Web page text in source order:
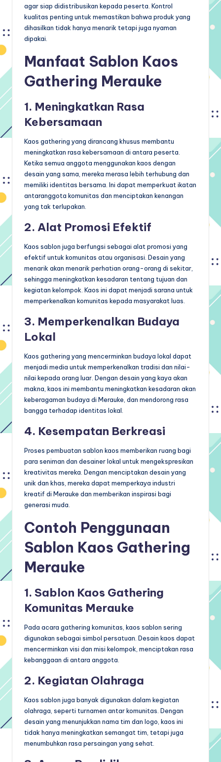
agar siap didistribusikan kepada peserta. Kontrol
kualitas penting untuk memastikan bahwa produk yang
dihasilkan tidak hanya menarik tetapi juga nyaman
dipakai.
Manfaat Sablon Kaos
Gathering Merauke
1. Meningkatkan Rasa
Kebersamaan
Kaos gathering yang dirancang khusus membantu
meningkatkan rasa kebersamaan di antara peserta.
Ketika semua anggota menggunakan kaos dengan
desain yang sama, mereka merasa lebih terhubung dan
memiliki identitas bersama. Ini dapat memperkuat ikatan
antaranggota komunitas dan menciptakan kenangan
yang tak terlupakan.
2. Alat Promosi Efektif
Kaos sablon juga berfungsi sebagai alat promosi yang
efektif untuk komunitas atau organisasi. Desain yang
menarik akan menarik perhatian orang-orang di sekitar,
sehingga meningkatkan kesadaran tentang tujuan dan
kegiatan kelompok. Kaos ini dapat menjadi sarana untuk
memperkenalkan komunitas kepada masyarakat luas.
3. Memperkenalkan Budaya
Lokal
Kaos gathering yang mencerminkan budaya lokal dapat
menjadi media untuk memperkenalkan tradisi dan nilai-
nilai kepada orang luar. Dengan desain yang kaya akan
makna, kaos ini membantu meningkatkan kesadaran akan
keberagaman budaya di Merauke, dan mendorong rasa
bangga terhadap identitas lokal.
4. Kesempatan Berkreasi
Proses pembuatan sablon kaos memberikan ruang bagi
para seniman dan desainer lokal untuk mengekspresikan
kreativitas mereka. Dengan menciptakan desain yang
unik dan khas, mereka dapat memperkaya industri
kreatif di Merauke dan memberikan inspirasi bagi
generasi muda.
Contoh Penggunaan
Sablon Kaos Gathering
Merauke
1. Sablon Kaos Gathering
Komunitas Merauke
Pada acara gathering komunitas, kaos sablon sering
digunakan sebagai simbol persatuan. Desain kaos dapat
mencerminkan visi dan misi kelompok, menciptakan rasa
kebanggaan di antara anggota.
2. Kegiatan Olahraga
Kaos sablon juga banyak digunakan dalam kegiatan
olahraga, seperti turnamen antar komunitas. Dengan
desain yang menunjukkan nama tim dan logo, kaos ini
tidak hanya meningkatkan semangat tim, tetapi juga
menumbuhkan rasa persaingan yang sehat.